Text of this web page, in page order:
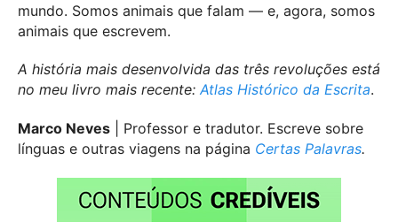
mundo. Somos animais que falam — e, agora, somos
animais que escrevem.
A história mais desenvolvida das três revoluções está
no meu livro mais recente: Atlas Histórico da Escrita.
Marco Neves | Professor e tradutor. Escreve sobre
línguas e outras viagens na página Certas Palavras.